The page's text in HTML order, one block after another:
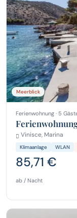
Meerblick
Ferienwohnung · 5
Vinisce, Marina
Klimaanlage WLAN
85,71 €
ab / Nacht